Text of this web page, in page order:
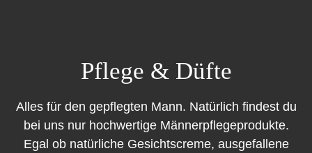
Pflege & Düfte
Alles für den gepflegten Mann. Natürlich findest du
bei uns nur hochwertige Männerpflegeprodukte.
Egal ob natürliche Gesichtscreme, ausgefallene